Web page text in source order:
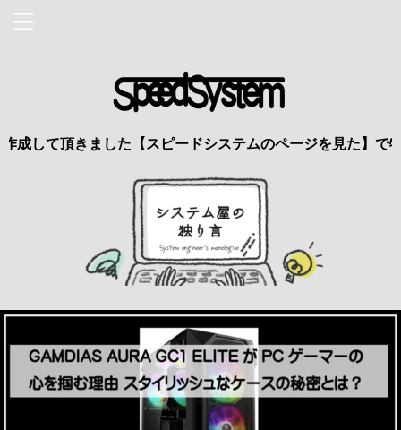
した【スピードシステムのページを見た】で特典あり 興味